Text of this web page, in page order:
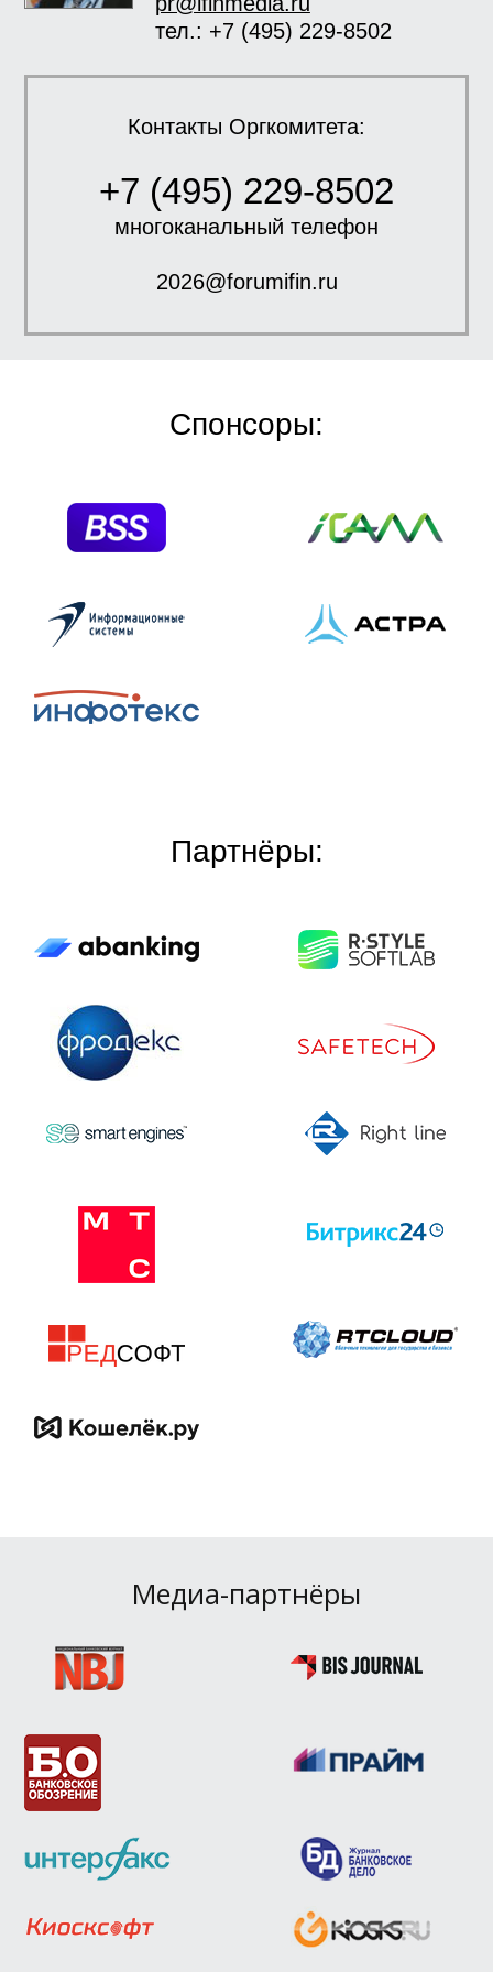
тел.: +7 (495) 229-8502
Контакты Оргкомитета:
+7 (495) 229-8502
многоканальный телефон
2026@forumifin.ru
Спонсоры:
Партнёры:
Медиа-партнёры